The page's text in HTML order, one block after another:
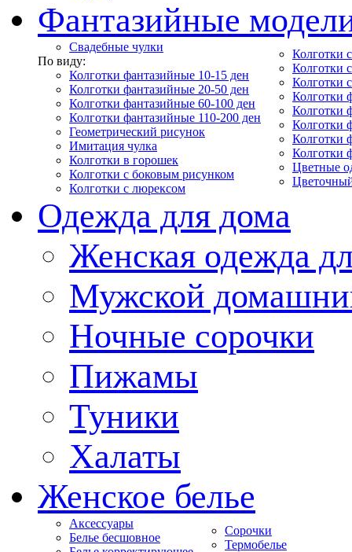
Фантазийные
Свадебные чулки
По виду:
Колготки фантазийные 10-15 ден
Колготки фантазийные 20-50 ден
Колготки фантазийные 60-100 ден
Колготки фантазийные 110-200 ден
Геометрический рисунок
Имитация чулка
Колготки в горошек
Колготки с боковым рисунком
Колготки с люрексом
Колготки
Колготки
Колготки
Колготки
Колготки
Колготки
Колготки
Колготки
Цветные
Одежда для дома
Женская одежда
Мужской
Ночные сорочки
Пижамы
Туники
Халаты
Женское белье
Аксессуары
Белье бесшовное
Сорочки
Термобелье